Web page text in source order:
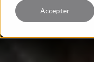
Accepter